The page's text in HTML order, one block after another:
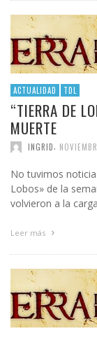
ACTUALIDAD TDL
“TIERRA DE
MUERTE
INGRID
No tuvimos
Lobos» de la
volvieron a la
Leer más